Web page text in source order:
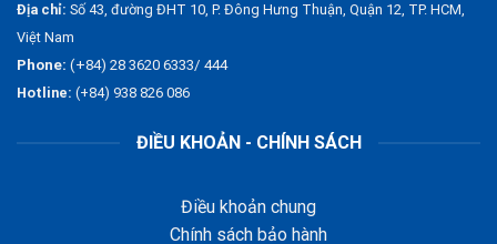
Địa chỉ: Số 43, đường ĐHT 10, P. Đông Hưng Thuận, Quận 12, TP. HCM,
Việt Nam
Phone: (+84) 28 3620 6333/ 444
Hotline: (+84) 938 826 086
ĐIỀU KHOẢN - CHÍNH SÁCH
Điều khoản chung
Chính sách bảo hành